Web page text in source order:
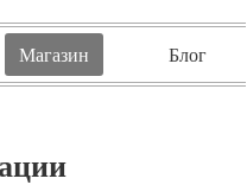
Магазин Блог